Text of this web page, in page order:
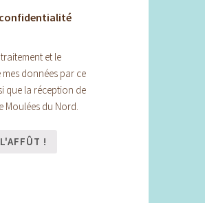
et le
données par ce
que la réception de
Moulées du Nord.